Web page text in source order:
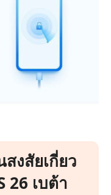
งสัยเกี่ยว
26 เบต้า